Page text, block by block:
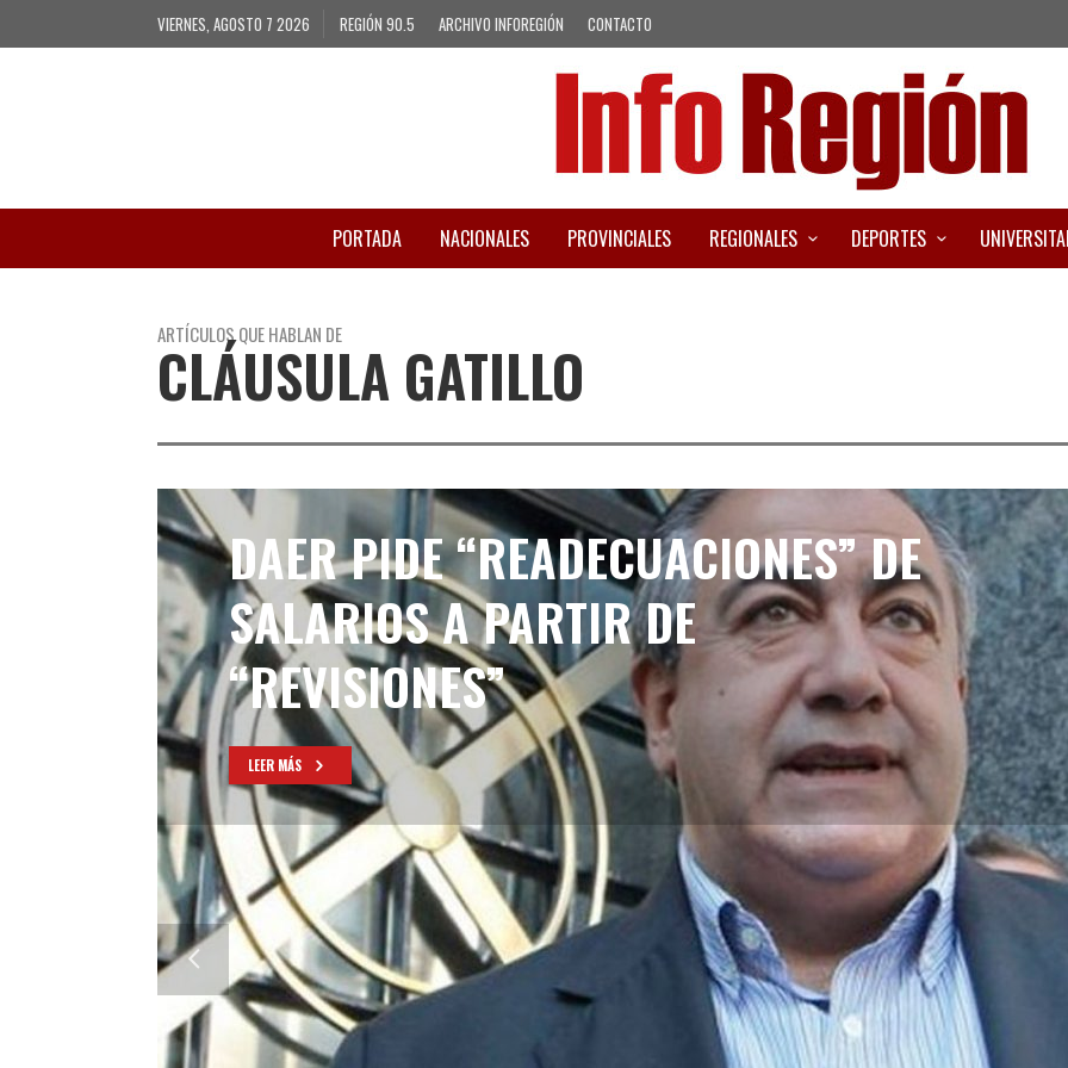
VIERNES, AGOSTO 7 2026 REGIÓN 90.5 ARCHIVO INFOREGIÓN CONTACTO
PORTADA NACIONALES PROVINCIALES REGIONALES DEPORTES
ARTÍCULOS QUE HABLAN DE
CLÁUSULA GATILLO
DAER PIDE “READECUACIONES” DE
SALARIOS A PARTIR DE
“REVISIONES”
LEER MÁS